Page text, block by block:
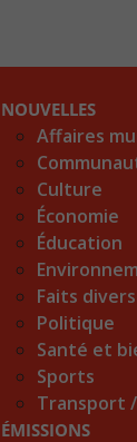
NOUVELLES
Affaires
Culture
Économie
Éducation
Faits divers
Politique
Santé et
Sports
Transport
ÉMISSIONS